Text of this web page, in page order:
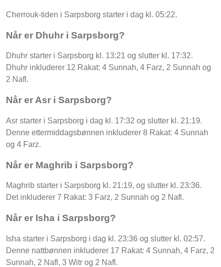
Cherrouk-tiden i Sarpsborg starter i dag kl. 05:22.
Når er Dhuhr i Sarpsborg?
Dhuhr starter i Sarpsborg kl. 13:21 og slutter kl. 17:32.
Dhuhr inkluderer 12 Rakat: 4 Sunnah, 4 Farz, 2 Sunnah og
2 Nafl.
Når er Asr i Sarpsborg?
Asr starter i Sarpsborg i dag kl. 17:32 og slutter kl. 21:19.
Denne ettermiddagsbønnen inkluderer 8 Rakat: 4 Sunnah
og 4 Farz.
Når er Maghrib i Sarpsborg?
Maghrib starter i Sarpsborg kl. 21:19, og slutter kl. 23:36.
Det inkluderer 7 Rakat: 3 Farz, 2 Sunnah og 2 Nafl.
Når er Isha i Sarpsborg?
Isha starter i Sarpsborg i dag kl. 23:36 og slutter kl. 02:57.
Denne nattbønnen inkluderer 17 Rakat: 4 Sunnah, 4 Farz, 2
Sunnah, 2 Nafl, 3 Witr og 2 Nafl.